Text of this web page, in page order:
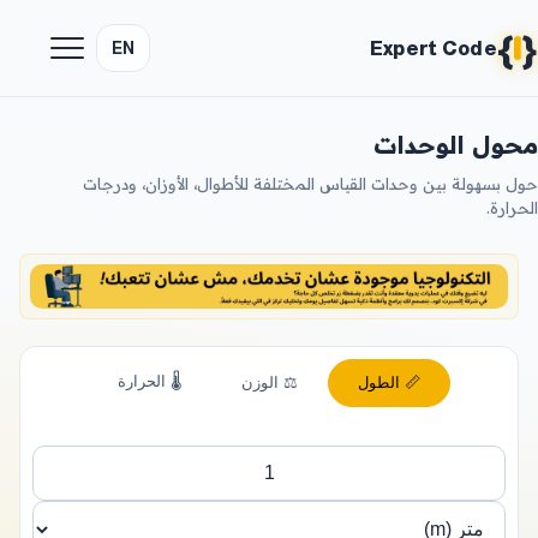
{}
Expert Code
EN
محول الوحدات
حول بسهولة بين وحدات القياس المختلفة للأطوال، الأوزان، ودرجات
الحرارة.
📏 الطول ⚖️ الوزن 🌡️ الحرارة